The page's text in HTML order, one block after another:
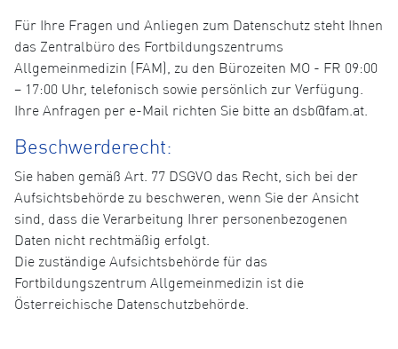
Für Ihre Fragen und Anliegen zum Datenschutz steht Ihnen
das Zentralbüro des Fortbildungszentrums
Allgemeinmedizin (FAM), zu den Bürozeiten MO - FR 09:00
– 17:00 Uhr, telefonisch sowie persönlich zur Verfügung.
Ihre Anfragen per e-Mail richten Sie bitte an dsb@fam.at.
Beschwerderecht:
Sie haben gemäß Art. 77 DSGVO das Recht, sich bei der
Aufsichtsbehörde zu beschweren, wenn Sie der Ansicht
sind, dass die Verarbeitung Ihrer personenbezogenen
Daten nicht rechtmäßig erfolgt.
Die zuständige Aufsichtsbehörde für das
Fortbildungszentrum Allgemeinmedizin ist die
Österreichische Datenschutzbehörde.